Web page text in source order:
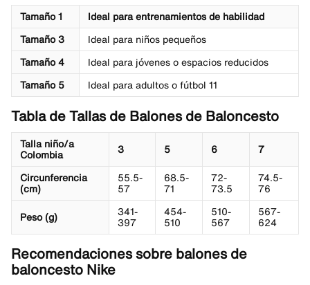
Tamaño 1
Ideal para entrenamientos de habilidad
Tamaño 3
Ideal para niños pequeños
Tamaño 4
Ideal para jóvenes o espacios reducidos
Tamaño 5
Ideal para adultos o fútbol 11
Tabla de Tallas de Balones de Baloncesto
Talla niño/a
Colombia 3 5 6
7
Circunferencia
(cm)
55.5-
57
68.5-
71
72-
73.5
74.5-
76
Peso (g)
341-
397
454-
510
510-
567
567-
624
Recomendaciones sobre balones de
baloncesto Nike